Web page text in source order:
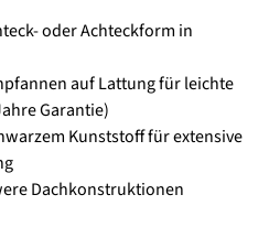
oder Achteckform in
auf Lattung für leichte
Garantie)
Kunststoff für extensive
Dachkonstruktionen